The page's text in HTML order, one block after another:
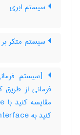
سیستم ابری
سیستم متکر
[سیستم
فرمانی از
کنید به ‎ command-line interface